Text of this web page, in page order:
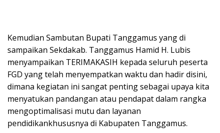
Kemudian Sambutan Bupati Tanggamus yang di
sampaikan Sekdakab. Tanggamus Hamid H. Lubis
menyampaikan TERIMAKASIH kepada seluruh peserta
FGD yang telah menyempatkan waktu dan hadir disini,
dimana kegiatan ini sangat penting sebagai upaya kita
menyatukan pandangan atau pendapat dalam rangka
mengoptimalisasi mutu dan layanan
pendidikankhususnya di Kabupaten Tanggamus.